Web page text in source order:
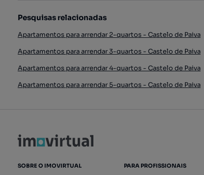
Pesquisas relacionadas
Apartamentos para arrendar 2-quartos - Castelo de Paiva
Apartamentos para arrendar 3-quartos - Castelo de Paiva
Apartamentos para arrendar 4-quartos - Castelo de Paiva
Apartamentos para arrendar 5-quartos - Castelo de Paiva
SOBRE O IMOVIRTUAL PARA PROFISSIONAIS